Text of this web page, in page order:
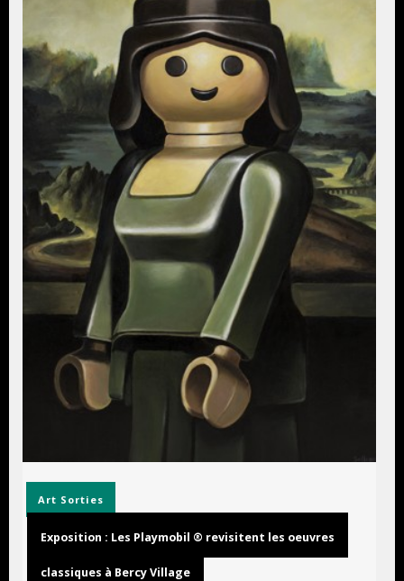
Art Sorties
Exposition : Les Playmobil ® revisitent les oeuvres
classiques à Bercy Village